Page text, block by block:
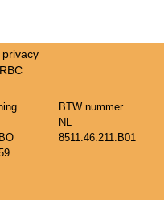
privacy
BTW nummer
NL
8511.46.211.B01